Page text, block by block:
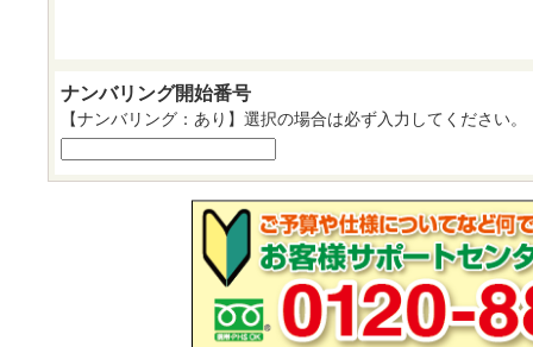
ナンバリング開始番号
【ナンバリング：あり】選択の場合は必ず入力してください。